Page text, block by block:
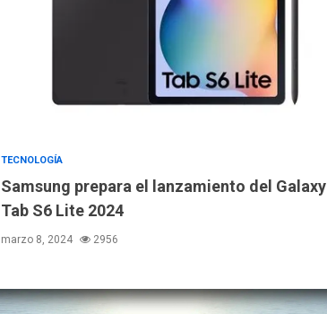
TECNOLOGÍA
Samsung prepara el lanzamiento del Galaxy
Tab S6 Lite 2024
marzo 8, 2024 2956